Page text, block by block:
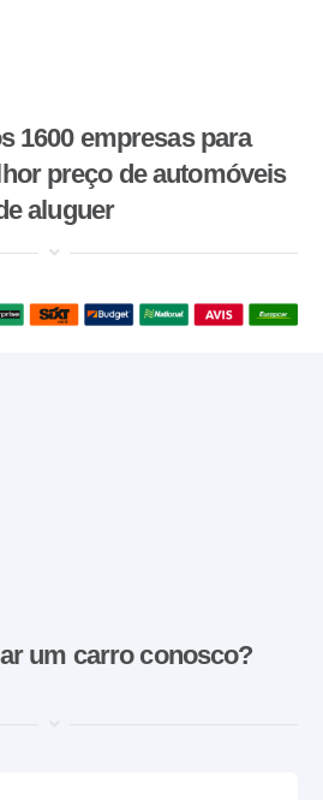
1600 empresas para
preço de automóveis
aluguer
um carro conosco?